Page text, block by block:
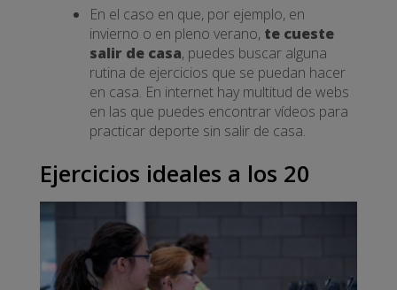
En el caso en que, por ejemplo, en
invierno o en pleno verano, te cueste
salir de casa, puedes buscar alguna
rutina de ejercicios que se puedan hacer
en casa. En internet hay multitud de webs
en las que puedes encontrar vídeos para
practicar deporte sin salir de casa.
Ejercicios ideales a los 20